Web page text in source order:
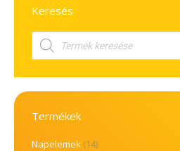
Keresés
Products
search
Termékek
Napelemek (14)